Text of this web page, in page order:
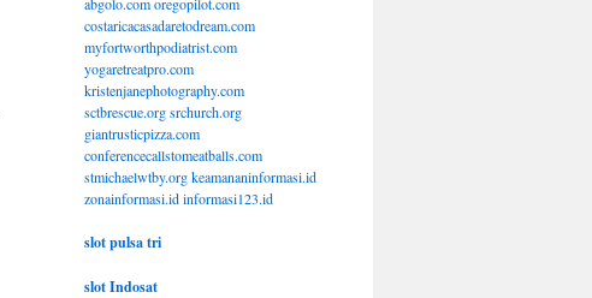
costaricacasadaretodream.com
myfortworthpodiatrist.com
yogaretreatpro.com
kristenjanephotography.com
sctbrescue.orgsrchurch.org
giantrusticpizza.com
conferencecallstomeatballs.com
stmichaelwtby.orgkeamananinformasi.id
zonainformasi.idinformasi123.id
slot pulsa tri
slot Indosat